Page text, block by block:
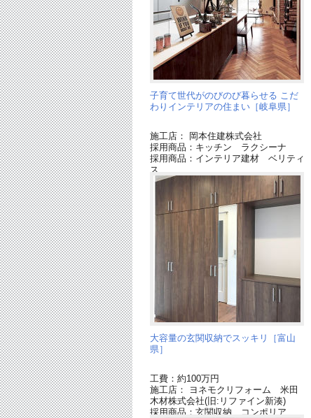
子育て世代がのびのび暮らせる こだ
わりインテリアの住まい［岐阜県］
施工店： 岡本住建株式会社
採用商品：キッチン ラクシーナ
採用商品：インテリア建材 ベリティ
ス
採用商品：ベリティス クラフトレー
採用商品：床材 ベリティスフロアー
S ハードコート
採用商品：床材 ベリティスフロアー
大容量の玄関収納でスッキリ［富山
県］
工費：約100万円
施工店： ヨネモクリフォーム 米田
木材株式会社(旧:リファイン新湊)
採用商品：玄関収納 コンポリア